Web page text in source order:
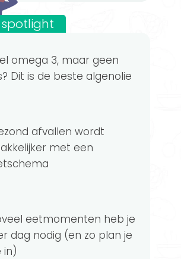
omega 3, maar geen
Dit is de beste algenolie
afvallen wordt
met een
eetmomenten heb je
dag nodig (en zo plan je
in)